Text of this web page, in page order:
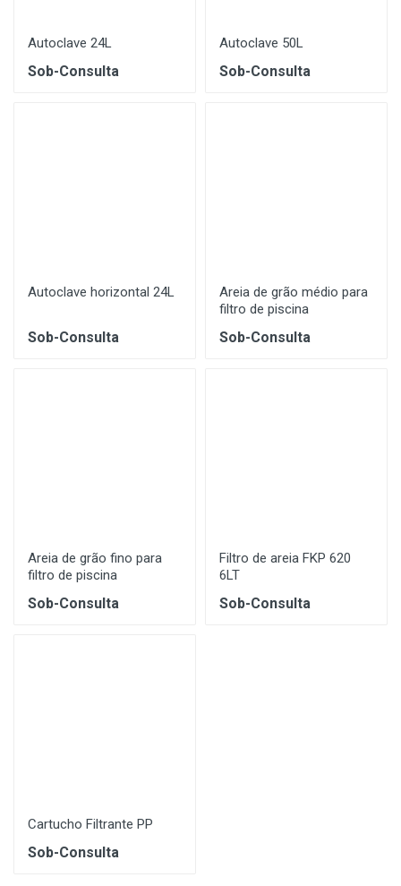
Autoclave 24L
Sob-Consulta
Autoclave 50L
Sob-Consulta
Autoclave horizontal 24L
Sob-Consulta
Areia de grão médio para
filtro de piscina
Sob-Consulta
Areia de grão fino para
filtro de piscina
Sob-Consulta
Filtro de areia FKP 620
6LT
Sob-Consulta
Cartucho Filtrante PP
Sob-Consulta